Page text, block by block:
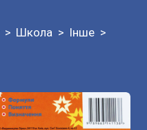
Школа
Інше